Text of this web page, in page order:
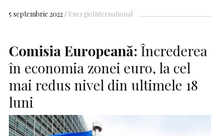
5 septembrie 2022 EnergieInternational
Comisia Europeană:Încrederea
în economia zonei euro, la cel
mai redus nivel din ultimele 18
luni